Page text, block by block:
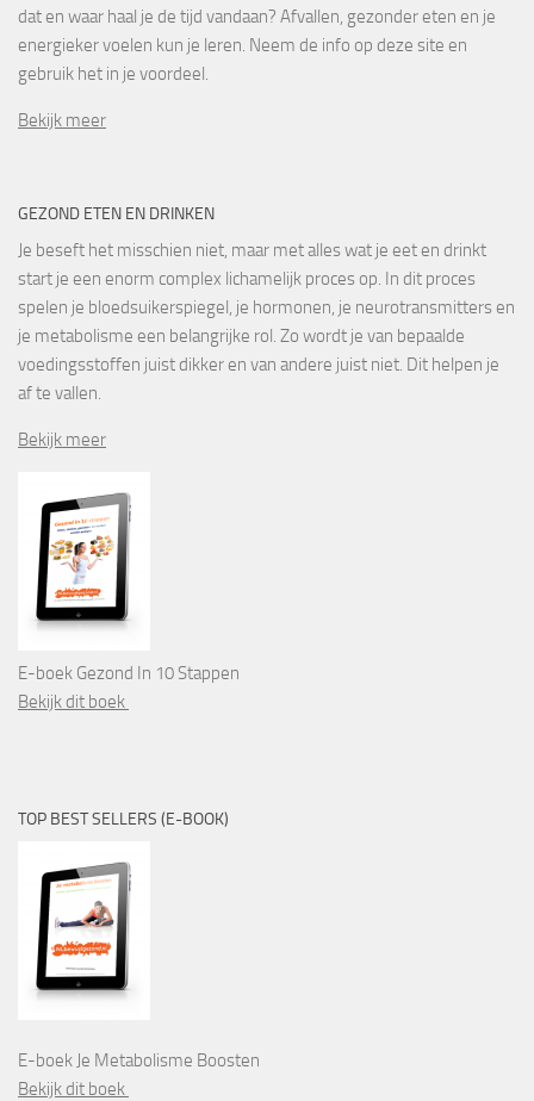
dat en waar haal je de tijd vandaan? Afvallen, gezonder eten en je
energieker voelen kun je leren. Neem de info op deze site en
gebruik het in je voordeel.
Bekijk meer
GEZOND ETEN EN DRINKEN
Je beseft het misschien niet, maar met alles wat je eet en drinkt
start je een enorm complex lichamelijk proces op. In dit proces
spelen je bloedsuikerspiegel, je hormonen, je neurotransmitters en
je metabolisme een belangrijke rol. Zo wordt je van bepaalde
voedingsstoffen juist dikker en van andere juist niet. Dit helpen je
af te vallen.
Bekijk meer
E-boek Gezond In 10 Stappen
Bekijk dit boek
TOP BEST SELLERS (E-BOOK)
E-boek Je Metabolisme Boosten
Bekijk dit boek